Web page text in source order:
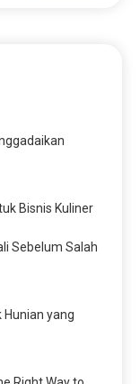
Bisnis Kuliner
Sebelum Salah
Hunian yang